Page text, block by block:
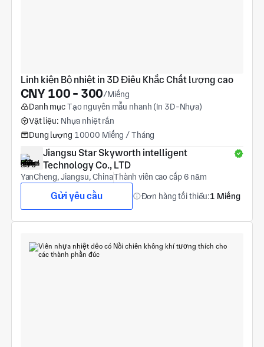
Linh kiện Bộ nhiệt in 3D Điêu Khắc Chất lượng cao
CNY 100 - 300/Miếng
Danh mụcTạo nguyên mẫu nhanh (In 3D-Nhựa)
Vật liệu: Nhựa nhiệt rắn
Dung lượng 10000 Miếng / Tháng
Jiangsu Star Skyworth intelligent
Technology Co., LTD
YanCheng, Jiangsu, ChinaThành viên cao cấp 6 năm
Gửi yêu cầu Đơn hàng tối thiểu:1 Miếng